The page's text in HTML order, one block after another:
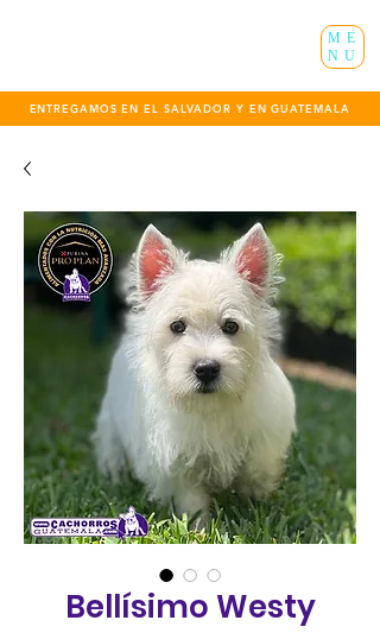
ENTREGAMOS EN EL SALVADOR Y EN GUATEMALA
ME
NU
Bellísimo Westy